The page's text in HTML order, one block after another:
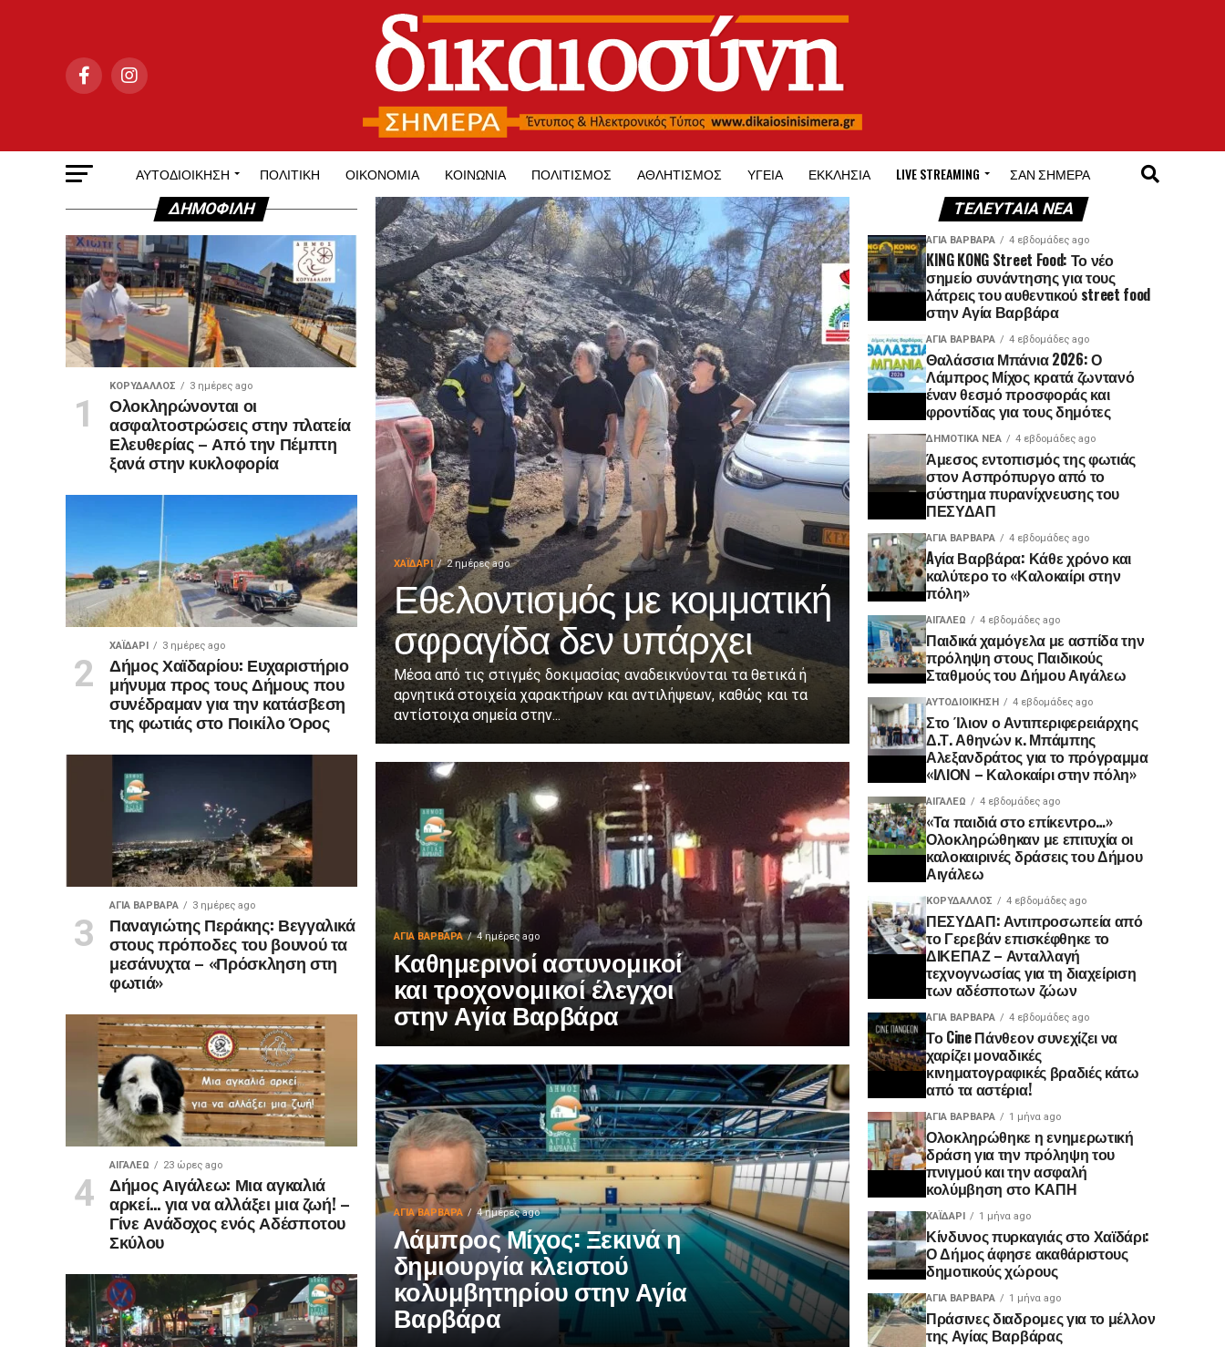
ΑΥΤΟΔΙΟΊΚΗΣΗ ΠΟΛΙΤΙΚΉ ΟΙΚΟΝΟΜΊΑ ΚΟΙΝΩΝΊΑ ΠΟΛΙΤΙΣΜΌΣ ΑΘΛΗΤΙΣΜΌΣ ΥΓΕΊΑ ΕΚΚΛΗΣΊΑ LIVE STREAMING ΣΑΝ ΣΉΜΕΡΑ
ΧΑΪΔΑΡΙ 2 ημέρες ago
Εθελοντισμός με κομματική
σφραγίδα δεν υπάρχει
Μέσα από τις στιγμές δοκιμασίας αναδεικνύονται τα θετικά ή
αρνητικά στοιχεία χαρακτήρων και αντιλήψεων, καθώς και τα
αντίστοιχα σημεία στην...
ΑΓΙΑ ΒΑΡΒΑΡΑ 4 ημέρες ago
Καθημερινοί αστυνομικοί
και τροχονομικοί έλεγχοι
στην Αγία Βαρβάρα
ΑΓΙΑ ΒΑΡΒΑΡΑ 4 ημέρες ago
Λάμπρος Μίχος: Ξεκινά η
δημιουργία κλειστού
κολυμβητηρίου στην Αγία
Βαρβάρα
ΔΗΜΟΦΙΛΉ
ΚΟΡΥΔΑΛΛΟΣ 3 ημέρες ago
Ολοκληρώνονται οι
ασφαλτοστρώσεις στην πλατεία
Ελευθερίας – Από την Πέμπτη
ξανά στην κυκλοφορία
ΧΑΪΔΑΡΙ 3 ημέρες ago
Δήμος Χαϊδαρίου: Ευχαριστήριο
μήνυμα προς τους Δήμους που
συνέδραμαν για την κατάσβεση
της φωτιάς στο Ποικίλο Όρος
ΑΓΙΑ ΒΑΡΒΑΡΑ 3 ημέρες ago
Παναγιώτης Περάκης: Βεγγαλικά
στους πρόποδες του βουνού τα
μεσάνυχτα – «Πρόσκληση στη
φωτιά»
ΑΙΓΑΛΕΩ 23 ώρες ago
Δήμος Αιγάλεω: Μια αγκαλιά
αρκεί… για να αλλάξει μια ζωή! –
Γίνε Ανάδοχος ενός Αδέσποτου
Σκύλου
ΤΕΛΕΥΤΑΊΑ ΝΈΑ
ΑΓΙΑ ΒΑΡΒΑΡΑ 4 εβδομάδες ago
KING KONG Street Food: Το νέο
σημείο συνάντησης για τους
λάτρεις του αυθεντικού street food
στην Αγία Βαρβάρα
ΑΓΙΑ ΒΑΡΒΑΡΑ 4 εβδομάδες ago
Θαλάσσια Μπάνια 2026: Ο
Λάμπρος Μίχος κρατά ζωντανό
έναν θεσμό προσφοράς και
φροντίδας για τους δημότες
ΔΗΜΟΤΙΚΆ ΝΈΑ 4 εβδομάδες ago
Άμεσος εντοπισμός της φωτιάς
στον Ασπρόπυργο από το
σύστημα πυρανίχνευσης του
ΠΕΣΥΔΑΠ
ΑΓΙΑ ΒΑΡΒΑΡΑ 4 εβδομάδες ago
Aγία Βαρβάρα: Κάθε χρόνο και
καλύτερο το «Καλοκαίρι στην
πόλη»
ΑΙΓΑΛΕΩ 4 εβδομάδες ago
Παιδικά χαμόγελα με ασπίδα την
πρόληψη στους Παιδικούς
Σταθμούς του Δήμου Αιγάλεω
ΑΥΤΟΔΙΟΊΚΗΣΗ 4 εβδομάδες ago
Στο Ίλιον ο Αντιπεριφερειάρχης
Δ.Τ. Αθηνών κ. Μπάμπης
Αλεξανδράτος για το πρόγραμμα
«ΙΛΙΟΝ – Καλοκαίρι στην πόλη»
ΑΙΓΑΛΕΩ 4 εβδομάδες ago
«Τα παιδιά στο επίκεντρο…»
Ολοκληρώθηκαν με επιτυχία οι
καλοκαιρινές δράσεις του Δήμου
Αιγάλεω
ΚΟΡΥΔΑΛΛΟΣ 4 εβδομάδες ago
ΠΕΣΥΔΑΠ: Αντιπροσωπεία από
το Γερεβάν επισκέφθηκε το
ΔΙΚΕΠΑΖ – Ανταλλαγή
τεχνογνωσίας για τη διαχείριση
των αδέσποτων ζώων
ΑΓΙΑ ΒΑΡΒΑΡΑ 4 εβδομάδες ago
Το Cine Πάνθεον συνεχίζει να
χαρίζει μοναδικές
κινηματογραφικές βραδιές κάτω
από τα αστέρια!
ΑΓΙΑ ΒΑΡΒΑΡΑ 1 μήνα ago
Ολοκληρώθηκε η ενημερωτική
δράση για την πρόληψη του
πνιγμού και την ασφαλή
κολύμβηση στο ΚΑΠΗ
ΧΑΪΔΑΡΙ 1 μήνα ago
Κίνδυνος πυρκαγιάς στο Χαϊδάρι:
Ο Δήμος άφησε ακαθάριστους
δημοτικούς χώρους
ΑΓΙΑ ΒΑΡΒΑΡΑ 1 μήνα ago
Πράσινες διαδρομες για το μέλλον
της Αγίας Βαρβάρας